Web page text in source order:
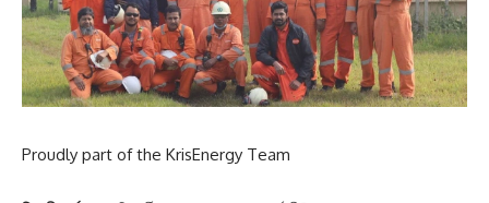
Proudly part of the KrisEnergy Team